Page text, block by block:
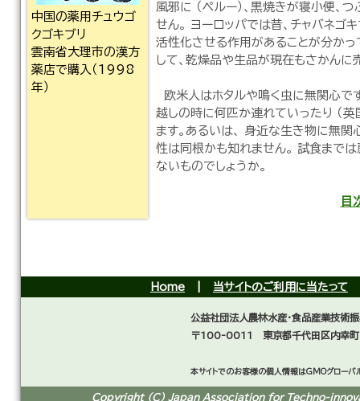
中国の薬用チュウゴ
クゴキブリ
雲南省大理市の漢方
薬店で購入（1998
年）
風邪に （ペルー）、黒焼きが寝小便、
せん。 ヨーロッパでは昔、チャバネ
活性化させる作用があることが分かっ
して、乾燥品や生品が現在もさかんに
欧米人はホタルや鳴く虫に無関心で
越しの時に何匹か連れていったり （英
ます。あるいは、 身近な生き物に無
性は同根かも知れません。 試食まで
ないものでしょうか。
目
Home 当サイトのご利用に当たって
公益社団法人農林水産・食品産業技術
〒100-0011 東京都千代田区内幸
本サイトでのお客様の個人情報はGMOグローバ
Copyright (C) Japan Association for Techno-